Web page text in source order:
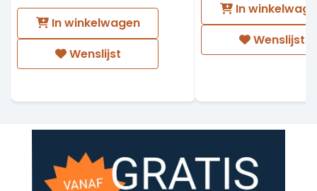
In winkelwagen
Wenslijst
In
Wenslijst